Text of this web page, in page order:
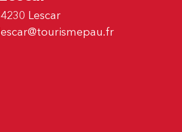
Lescar